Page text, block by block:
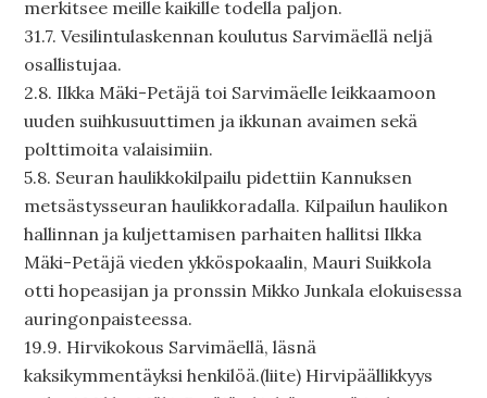
merkitsee meille kaikille todella paljon.
31.7. Vesilintulaskennan koulutus Sarvimäellä neljä
osallistujaa.
2.8. Ilkka Mäki-Petäjä toi Sarvimäelle leikkaamoon
uuden suihkusuuttimen ja ikkunan avaimen sekä
polttimoita valaisimiin.
5.8. Seuran haulikkokilpailu pidettiin Kannuksen
metsästysseuran haulikkoradalla. Kilpailun haulikon
hallinnan ja kuljettamisen parhaiten hallitsi Ilkka
Mäki-Petäjä vieden ykköspokaalin, Mauri Suikkola
otti hopeasijan ja pronssin Mikko Junkala elokuisessa
auringonpaisteessa.
19.9. Hirvikokous Sarvimäellä, läsnä
kaksikymmentäyksi henkilöä.(liite) Hirvipäällikkyys